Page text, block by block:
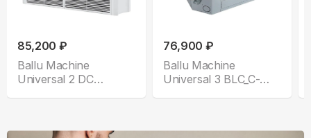
85,200 ₽
Ballu Machine
Universal 2 DC
76,900 ₽
Ballu Machine
Universal 3 BLC_C-